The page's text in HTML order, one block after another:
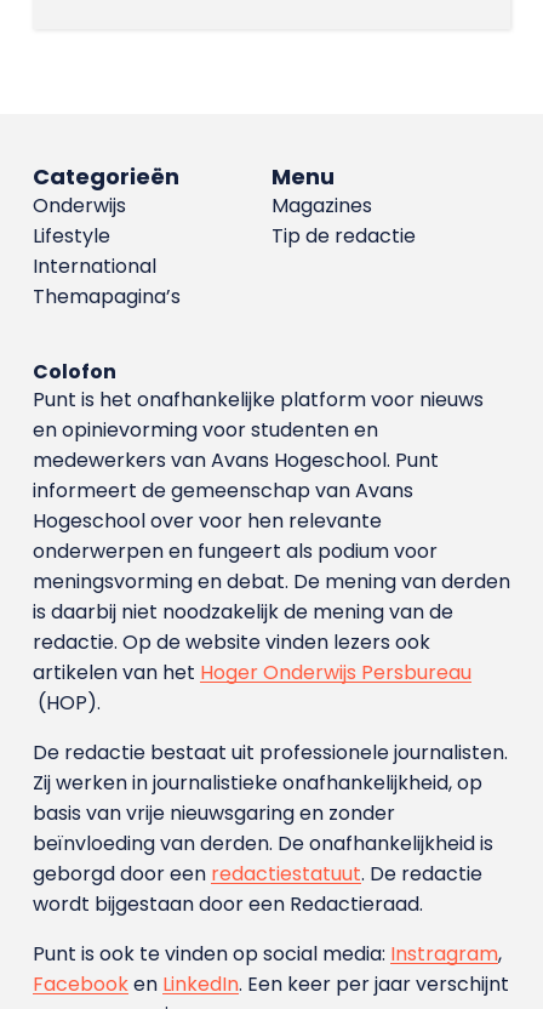
Menu
Magazines
Tip de redactie
Categorieën
Onderwijs
Lifestyle
International
Themapagina’s
Colofon
Punt is het onafhankelijke platform voor nieuws
en opinievorming voor studenten en
medewerkers van Avans Hoge­school. Punt
informeert de gemeenschap van Avans
Hogeschool over voor hen relevante
onderwerpen en fungeert als podium voor
meningsvorming en debat. De mening van derden
is daarbij niet noodzakelijk de mening van de
redactie. Op de website vinden lezers ook
artikelen van het Hoger Onderwijs Persbureau
(HOP).
De redactie bestaat uit professionele journalisten.
Zij werken in journalistieke onafhankelijkheid, op
basis van vrije nieuwsgaring en zonder
beïnvloeding van derden. De onafhankelijkheid is
geborgd door een redactiestatuut. De redactie
wordt bijgestaan door een Redactieraad.
Punt is ook te vinden op social media: Instragram,
Facebooken LinkedIn. Een keer per jaar verschijnt